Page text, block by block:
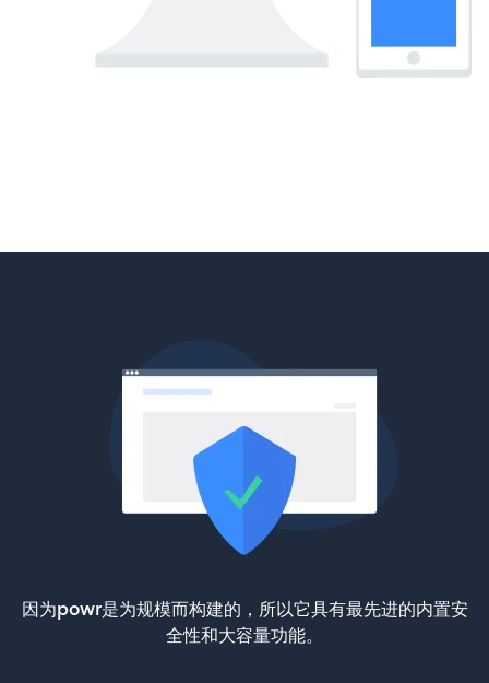
因为powr是为规模而构建的，所以它具有最先进的内置安
全性和大容量功能。